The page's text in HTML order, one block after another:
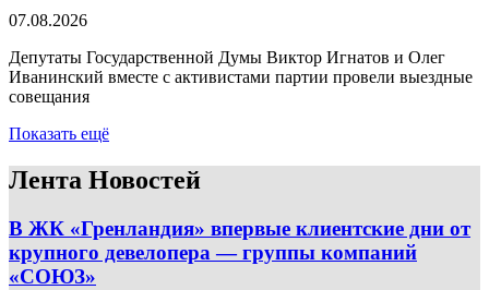
07.08.2026
Депутаты Государственной Думы Виктор Игнатов и Олег
Иванинский вместе с активистами партии провели выездные
совещания
Показать ещё
Лента Новостей
В ЖК «Гренландия» впервые клиентские дни от
крупного девелопера — группы компаний
«СОЮЗ»